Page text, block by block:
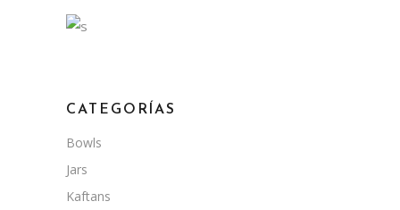
CATEGORÍAS
Bowls
Jars
Kaftans